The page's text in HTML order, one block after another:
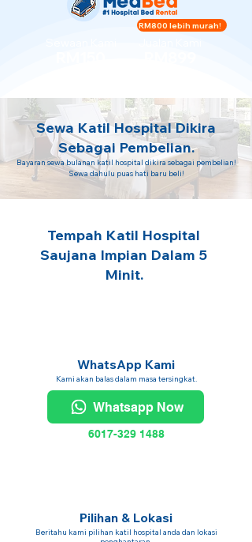
RM800 lebih murah!
Sewa Katil Hospital Dikira
Sebagai Pembelian.
Bayaran sewa bulanan katil hospital dikira sebagai pembelian!
Sewa dahulu puas hati baru beli!
Tempah Katil Hospital
Saujana Impian Dalam 5
Minit.
WhatsApp Kami
Kami akan balas dalam masa tersingkat.
Whatsapp Now
6017-329 1488
Pilihan & Lokasi
Beritahu kami pilihan katil hospital anda dan lokasi